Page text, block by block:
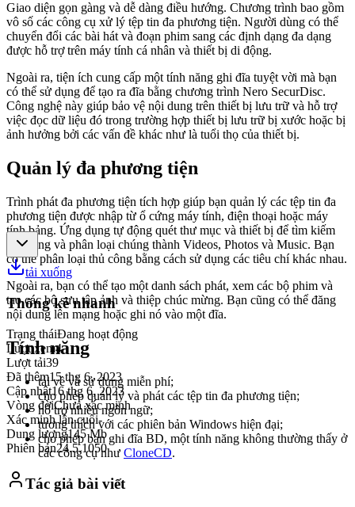
Giao diện gọn gàng và dễ dàng điều hướng. Chương trình bao gồm
vô số các công cụ xử lý tệp tin đa phương tiện. Người dùng có thể
chuyển đổi các bài hát và đoạn phim sang các định dạng đa dạng
được hỗ trợ trên máy tính cá nhân và thiết bị di động.
Ngoài ra, tiện ích cung cấp một tính năng ghi đĩa tuyệt vời mà bạn
có thể sử dụng để tạo ra đĩa bằng chương trình Nero SecurDisc.
Công nghệ này giúp bảo vệ nội dung trên thiết bị lưu trữ và hỗ trợ
việc đọc dữ liệu đó trong trường hợp thiết bị lưu trữ bị xước hoặc bị
ảnh hưởng bởi các vấn đề khác như là tuổi thọ của thiết bị.
Quản lý đa phương tiện
Trình phát đa phương tiện tích hợp giúp bạn quản lý các tệp tin đa
phương tiện được nhập từ ổ cứng máy tính, điện thoại hoặc máy
tính bảng. Ứng dụng tự động quét thư mục và thiết bị để tìm kiếm
nội dung và phân loại chúng thành Videos, Photos và Music. Bạn
có thể phân loại thủ công bằng cách sử dụng các tiêu chí khác nhau.
Ngoài ra, bạn có thể tạo một danh sách phát, xem các bộ phim và
tạo các bộ sưu tập ảnh và thiệp chúc mừng. Bạn cũng có thể đăng
nội dung lên mạng hoặc ghi nó vào một đĩa.
Tính năng
tải về và sử dụng miễn phí;
cho phép quản lý và phát các tệp tin đa phương tiện;
hỗ trợ nhiều ngôn ngữ;
tương thích với các phiên bản Windows hiện đại;
cho phép bạn ghi đĩa BD, một tính năng không thường thấy ở
các công cụ như CloneCD.
tải xuống
Thống kê nhanh
Trạng tháiĐang hoạt động
Lượt xem4
Lượt tải39
Đã thêm15 thg 6, 2023
Cập nhật16 thg 6, 2023
Vòng đờiChưa xác minh
Xác minh lần cuối-
Dung lượng145 Mb
Phiên bản24.5.1050
Tác giả bài viết